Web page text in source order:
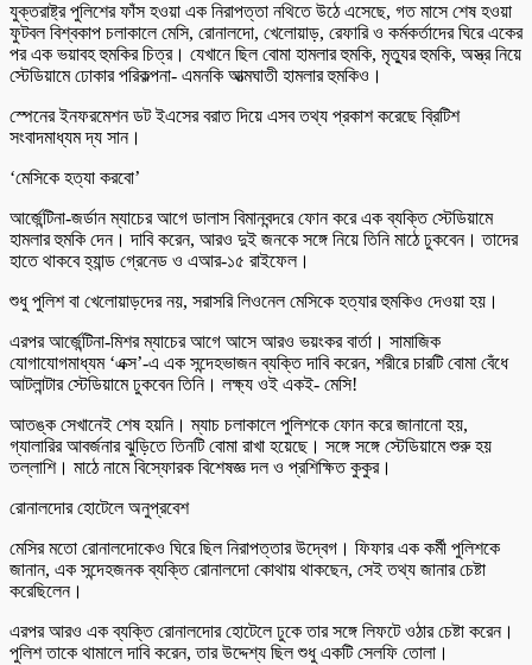
যুক্তরাষ্ট্র পুলিশের ফাঁস হওয়া এক নিরাপত্তা নথিতে উঠে এসেছে, গত মাসে শেষ হওয়া
ফুটবল বিশ্বকাপ চলাকালে মেসি, রোনালদো, খেলোয়াড়, রেফারি ও কর্মকর্তাদের ঘিরে একের
পর এক ভয়াবহ হুমকির চিত্র। যেখানে ছিল বোমা হামলার হুমকি, মৃত্যুর হুমকি, অস্ত্র নিয়ে
স্টেডিয়ামে ঢোকার পরিকল্পনা- এমনকি আত্মঘাতী হামলার হুমকিও।
স্পেনের ইনফরমেশন ডট ইএসের বরাত দিয়ে এসব তথ্য প্রকাশ করেছে ব্রিটিশ
সংবাদমাধ্যম দ্য সান।
‘মেসিকে হত্যা করবো’
আর্জেন্টিনা-জর্ডান ম্যাচের আগে ডালাস বিমানবন্দরে ফোন করে এক ব্যক্তি স্টেডিয়ামে
হামলার হুমকি দেন। দাবি করেন, আরও দুই জনকে সঙ্গে নিয়ে তিনি মাঠে ঢুকবেন। তাদের
হাতে থাকবে হ্যান্ড গ্রেনেড ও এআর-১৫ রাইফেল।
শুধু পুলিশ বা খেলোয়াড়দের নয়, সরাসরি লিওনেল মেসিকে হত্যার হুমকিও দেওয়া হয়।
এরপর আর্জেন্টিনা-মিশর ম্যাচের আগে আসে আরও ভয়ংকর বার্তা। সামাজিক
যোগাযোগমাধ্যম ‘এক্স’-এ এক সন্দেহভাজন ব্যক্তি দাবি করেন, শরীরে চারটি বোমা বেঁধে
আটলান্টার স্টেডিয়ামে ঢুকবেন তিনি। লক্ষ্য ওই একই- মেসি!
আতঙ্ক সেখানেই শেষ হয়নি। ম্যাচ চলাকালে পুলিশকে ফোন করে জানানো হয়,
গ্যালারির আবর্জনার ঝুড়িতে তিনটি বোমা রাখা হয়েছে। সঙ্গে সঙ্গে স্টেডিয়ামে শুরু হয়
তল্লাশি। মাঠে নামে বিস্ফোরক বিশেষজ্ঞ দল ও প্রশিক্ষিত কুকুর।
রোনালদোর হোটেলে অনুপ্রবেশ
মেসির মতো রোনালদোকেও ঘিরে ছিল নিরাপত্তার উদ্বেগ। ফিফার এক কর্মী পুলিশকে
জানান, এক সন্দেহজনক ব্যক্তি রোনালদো কোথায় থাকছেন, সেই তথ্য জানার চেষ্টা
করেছিলেন।
এরপর আরও এক ব্যক্তি রোনালদোর হোটেলে ঢুকে তার সঙ্গে লিফটে ওঠার চেষ্টা করেন।
পুলিশ তাকে থামালে দাবি করেন, তার উদ্দেশ্য ছিল শুধু একটি সেলফি তোলা।